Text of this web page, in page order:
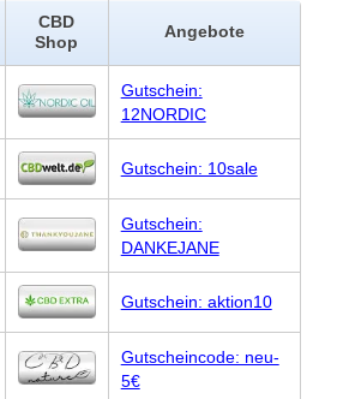
CBD
Shop
Angebote
Gutschein:
12NORDIC
Gutschein: 10sale
Gutschein:
DANKEJANE
Gutschein: aktion10
Gutscheincode: neu-
5€